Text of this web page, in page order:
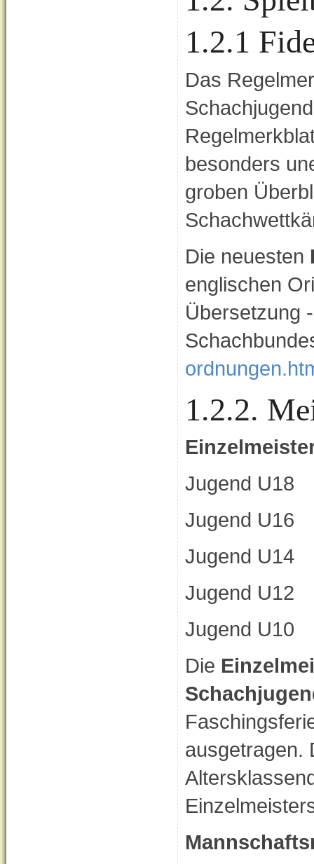
1.2.1
Das
besonders
groben
Die neuesten
englischen
Übersetzung
1.2.2.
Jugend U18
Jugend U16
Jugend U14
Jugend U12
Jugend U10
Die
ausgetragen.